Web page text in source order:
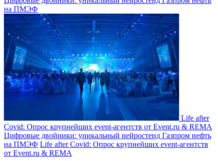
на ПМЭФ
Life after
Covid: Опрос крупнейших event-агентств от Event.ru & REMA
Цифровые двойники: уникальный нейростенд Газпром нефть
на ПМЭФ Life after Covid: Опрос крупнейших event-агентств
от Event.ru & REMA